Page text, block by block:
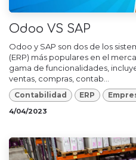
Odoo VS SAP
Odoo y SAP son dos de los
(ERP) más populares en el
gama de funcionalidades,
ventas, compras, contab...
Contabilidad ERP
4/04/2023